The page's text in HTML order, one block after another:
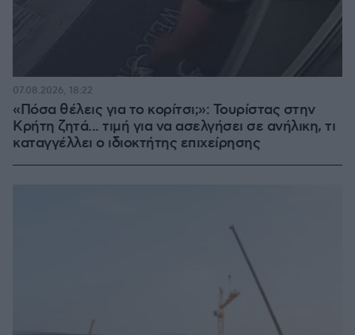
«Πόσα θέλεις για το κορίτσι;»: Τουρίστας στην
Κρήτη ζητά... τιμή για να ασελγήσει σε ανήλικη, τι
καταγγέλλει ο ιδιοκτήτης επιχείρησης
07.08.2026, 18:22